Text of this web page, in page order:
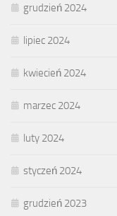
grudzień 2024
lipiec 2024
kwiecień 2024
marzec 2024
luty 2024
styczeń 2024
grudzień 2023